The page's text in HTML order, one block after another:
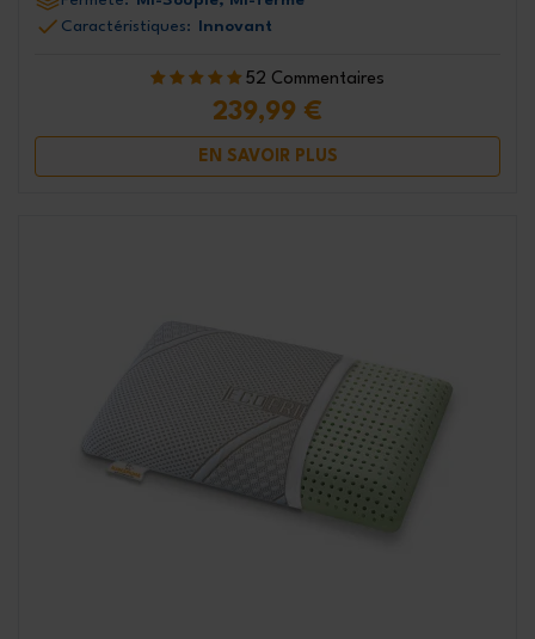
Caractéristiques: Innovant
52 Commentaires
239,99 €
EN SAVOIR PLUS